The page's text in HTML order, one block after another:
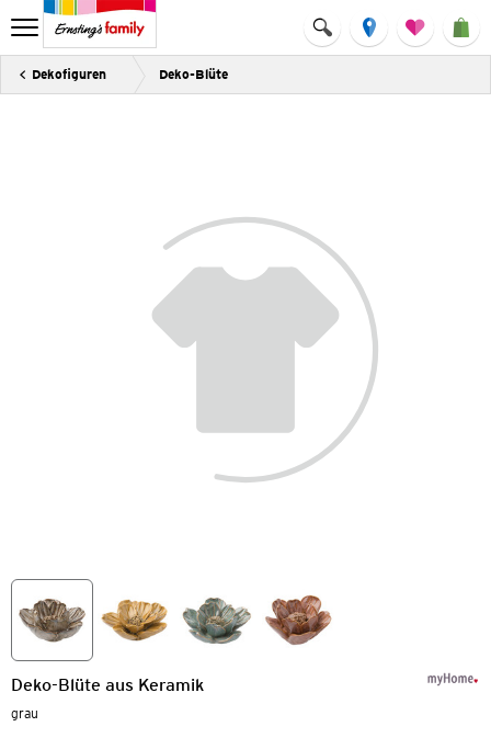
Dekofiguren Deko-Blüte
Deko-Blüte aus Keramik
grau